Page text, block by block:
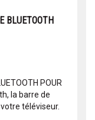
BLUETOOTH
POUR
la barre de
téléviseur.